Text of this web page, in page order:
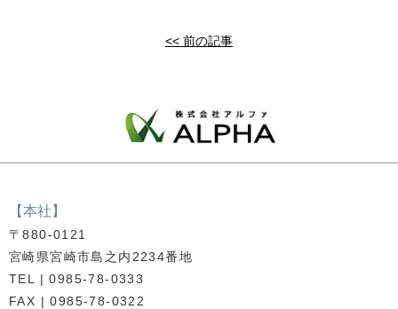
<< 前の記事
【本社】
〒880-0121
宮崎県宮崎市島之内2234番地
TEL | 0985-78-0333
FAX | 0985-78-0322